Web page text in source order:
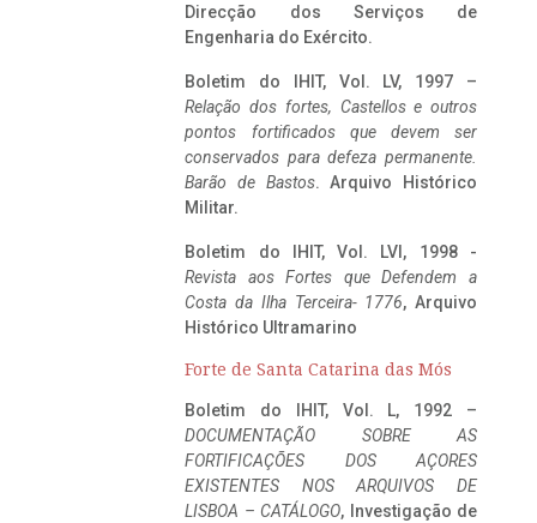
Direcção dos Serviços de
Engenharia do Exército.
Boletim do IHIT, Vol. LV, 1997 –
Relação dos fortes, Castellos e outros
pontos fortificados que devem ser
conservados para defeza permanente.
Barão de Bastos. Arquivo Histórico
Militar.
Boletim do IHIT, Vol. LVI, 1998 -
Revista aos Fortes que Defendem a
Costa da Ilha Terceira- 1776, Arquivo
Histórico Ultramarino
Forte de Santa Catarina das Mós
Boletim do IHIT, Vol. L, 1992 –
DOCUMENTAÇÃO SOBRE AS
FORTIFICAÇÕES DOS AÇORES
EXISTENTES NOS ARQUIVOS DE
LISBOA – CATÁLOGO, Investigação de